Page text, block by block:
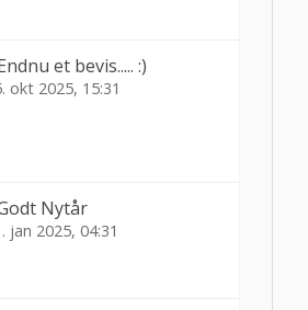
et bevis..... :)
okt 2025, 15:31
Nytår
jan 2025, 04:31